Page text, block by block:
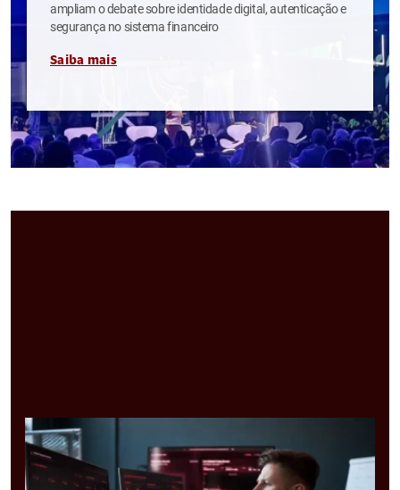
ampliam o debate sobre identidade digital, autenticação e
segurança no sistema financeiro
Saiba mais